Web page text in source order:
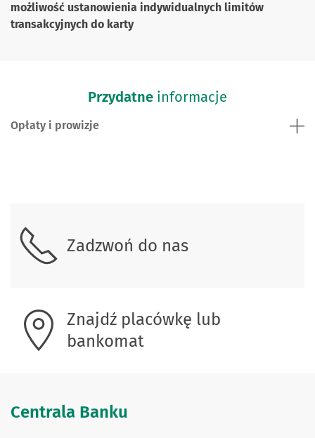
możliwość ustanowienia indywidualnych limitów
transakcyjnych do karty
Przydatne informacje
Opłaty i prowizje
Zadzwoń do nas
Znajdź placówkę lub
bankomat
Centrala Banku